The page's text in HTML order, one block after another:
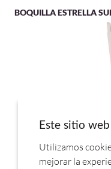
BOQUILLA ESTRELLA
MANGA
Este sitio
Utilizamos
mejorar la